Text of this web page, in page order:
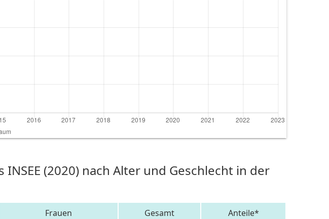
(2020) nach Alter und Geschlecht in der
Frauen Gesamt
Anteile*